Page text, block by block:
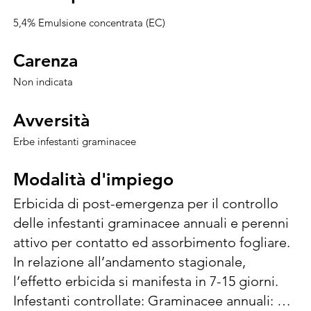
5,4% Emulsione concentrata (EC)
Carenza
Carenza
Non indicata
Avversità
Avversità
Erbe infestanti graminacee
Modalità d'impiego
Modalità d'impiego
Erbicida di post-emergenza per il controllo
delle infestanti graminacee annuali e perenni
attivo per contatto ed assorbimento fogliare.
In relazione all’andamento stagionale,
l’effetto erbicida si manifesta in 7-15 giorni.
Infestanti controllate: Graminacee annuali: